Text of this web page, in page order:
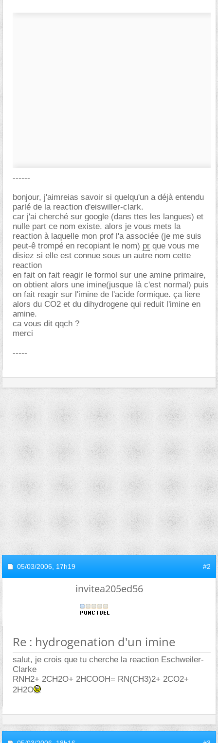
------
bonjour, j'aimreias savoir si quelqu'un a déjà entendu
parlé de la reaction d'eiswiller-clark.
car j'ai cherché sur google (dans ttes les langues) et
nulle part ce nom existe. alors je vous mets la
reaction à laquelle mon prof l'a associée (je me suis
peut-ê trompé en recopiant le nom) pr que vous me
disiez si elle est connue sous un autre nom cette
reaction
en fait on fait reagir le formol sur une amine primaire,
on obtient alors une imine(jusque là c'est normal) puis
on fait reagir sur l'imine de l'acide formique. ça liere
alors du CO2 et du dihydrogene qui reduit l'imine en
amine.
ca vous dit qqch ?
merci
-----
05/03/2006, 17h19 #2
invitea205ed56
Re : hydrogenation d'un imine
salut, je crois que tu cherche la reaction Eschweiler-
Clarke
RNH2+ 2CH2O+ 2HCOOH= RN(CH3)2+ 2CO2+
2H2O